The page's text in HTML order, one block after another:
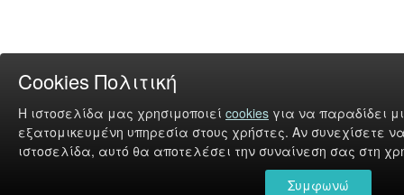
Cookies Πολιτική
Η ιστοσελίδα μας χρησιμοποιεί cookies για να παραδίδει
εξατομικευμένη υπηρεσία στους χρήστες. Αν συνεχίσετε
ιστοσελίδα, αυτό θα αποτελέσει την συναίνεση σας στη
Συμφωνώ